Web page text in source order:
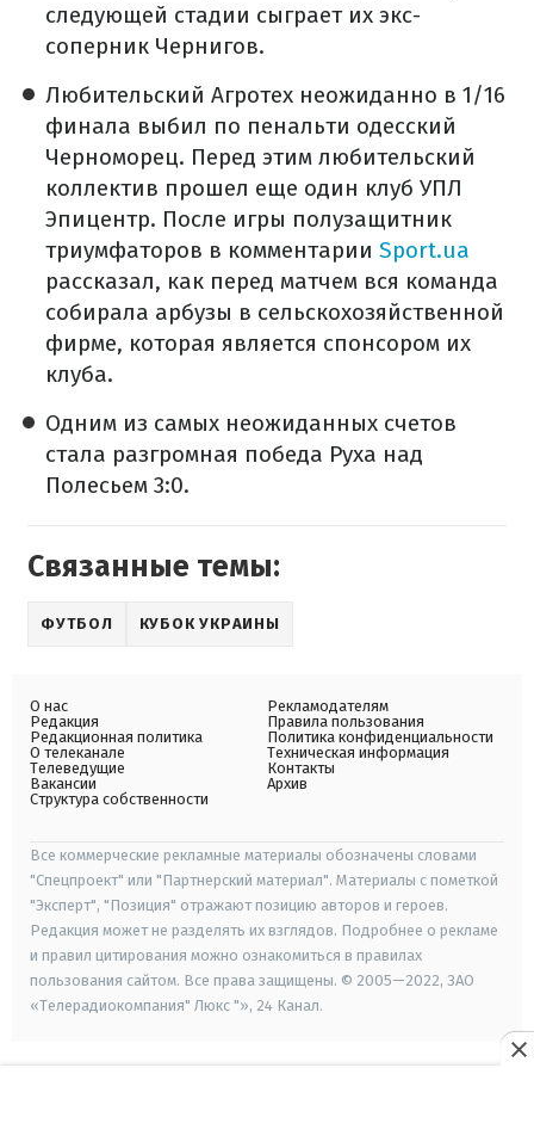
следующей стадии сыграет их экс-
соперник Чернигов.
Любительский Агротех неожиданно в 1/16
финала выбил по пенальти одесский
Черноморец. Перед этим любительский
коллектив прошел еще один клуб УПЛ
Эпицентр. После игры полузащитник
триумфаторов в комментарии Sport.ua
рассказал, как перед матчем вся команда
собирала арбузы в сельскохозяйственной
фирме, которая является спонсором их
клуба.
Одним из самых неожиданных счетов
стала разгромная победа Руха над
Полесьем 3:0.
Связанные темы:
ФУТБОЛ КУБОК УКРАИНЫ
О нас
Редакция
Редакционная политика
О телеканале
Телеведущие
Вакансии
Структура собственности
Рекламодателям
Правила пользования
Политика конфиденциальности
Техническая информация
Контакты
Архив
Все коммерческие рекламные материалы обозначены словами
"Спецпроект" или "Партнерский материал". Материалы с пометкой
"Эксперт", "Позиция" отражают позицию авторов и героев.
Редакция может не разделять их взглядов. Подробнее о рекламе
и правил цитирования можно ознакомиться в правилах
пользования сайтом. Все права защищены. © 2005—2022, ЗАО
«Телерадиокомпания" Люкс "», 24 Канал.